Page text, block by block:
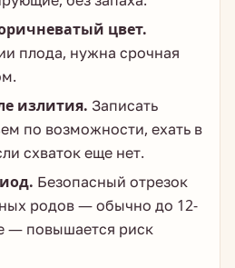
цвет.
плода, нужна срочная
излития. Записать
по возможности, ехать в
схваток еще нет.
Безопасный отрезок
родов — обычно до 12-
— повышается риск